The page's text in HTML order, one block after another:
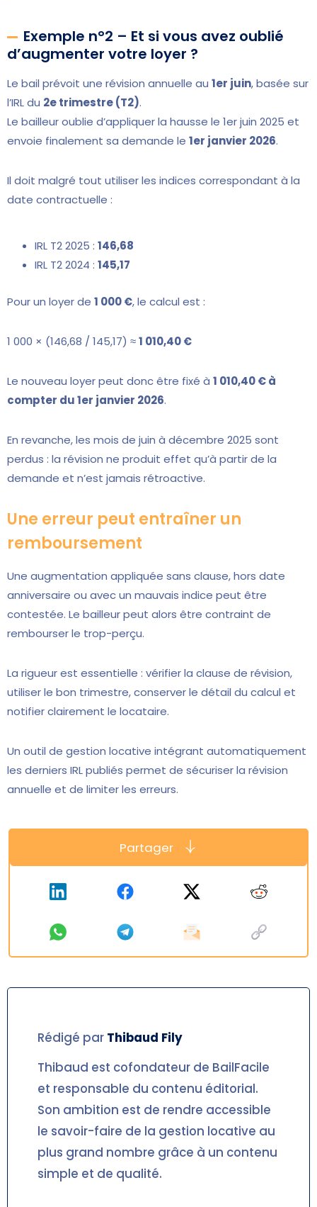
Exemple n°2 – Et si vous avez oublié
d’augmenter votre loyer ?
Le bail prévoit une révision annuelle au 1er juin, basée sur
l’IRL du 2e trimestre (T2).
Le bailleur oublie d’appliquer la hausse le 1er juin 2025 et
envoie finalement sa demande le 1er janvier 2026.
Il doit malgré tout utiliser les indices correspondant à la
date contractuelle :
IRL T2 2025 : 146,68
IRL T2 2024 : 145,17
Pour un loyer de 1 000 €, le calcul est :
1 000 × (146,68 / 145,17) ≈1 010,40 €
Le nouveau loyer peut donc être fixé à 1 010,40 € à
compter du 1er janvier 2026.
En revanche, les mois de juin à décembre 2025 sont
perdus : la révision ne produit effet qu’à partir de la
demande et n’est jamais rétroactive.
Une erreur peut entraîner un
remboursement
Une augmentation appliquée sans clause, hors date
anniversaire ou avec un mauvais indice peut être
contestée. Le bailleur peut alors être contraint de
rembourser le trop-perçu.
La rigueur est essentielle : vérifier la clause de révision,
utiliser le bon trimestre, conserver le détail du calcul et
notifier clairement le locataire.
Un outil de gestion locative intégrant automatiquement
les derniers IRL publiés permet de sécuriser la révision
annuelle et de limiter les erreurs.
Partager
Rédigé par Thibaud Fily
Thibaud est cofondateur de BailFacile
et responsable du contenu éditorial.
Son ambition est de rendre accessible
le savoir-faire de la gestion locative au
plus grand nombre grâce à un contenu
simple et de qualité.